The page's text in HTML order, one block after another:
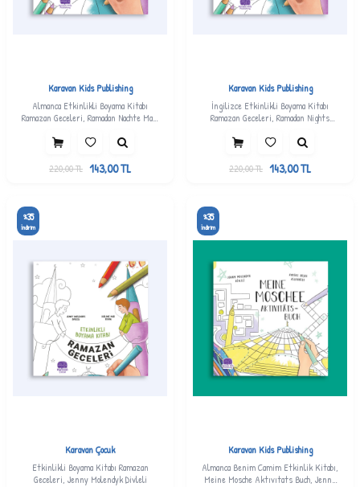
Karavan Kids Publishing
Almanca Etkinlikli Boyama Kitabı
Ramazan Geceleri, Ramadan Nachte Mal-
Divleli
220,00TL 143,00TL
Karavan Kids Publishing
İngilizce Etkinlikli Boyama Kitabı
Ramazan Geceleri, Ramadan Nights
Molendyk Divleli
220,00TL 143,00TL
%35
İndirim
Karavan Çocuk
Etkinlikli Boyama Kitabı Ramazan
Geceleri, Jenny Molendyk Divleli
%35
İndirim
Karavan Kids Publishing
Almanca Benim Camim Etkinlik Kitabı,
Meine Mosche Aktıvıtats Buch, Jenny